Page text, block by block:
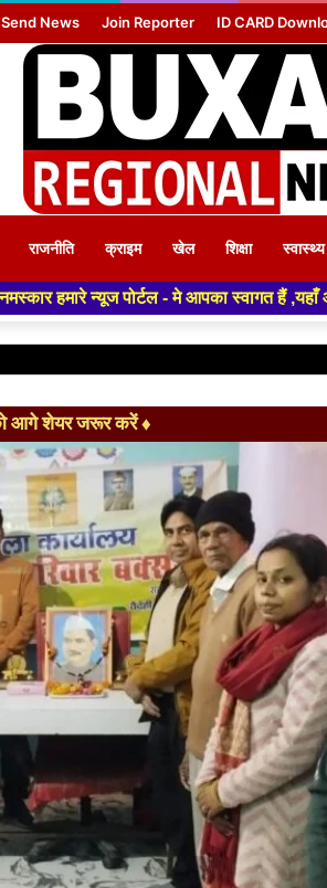
Send News Join Reporter ID CARD
राजनीति क्राइम खेल शिक्षा स्वास्थ्य
- मे आपका स्वागत हैं ,यहाँ आपको हमेशा
आगे शेयर जरूर करें ♦